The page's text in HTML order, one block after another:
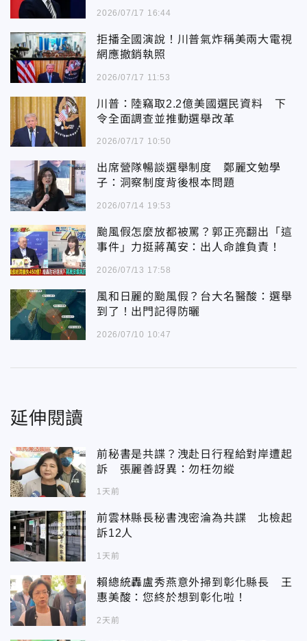
2026/07/17 16:44
拒播全國演說！川普氣炸稱美兩大電視
網應撤銷執照
2026/07/17 11:53
川普：陸竊取2.2億美國選民資料 下
令全面調查並推動選舉改革
2026/07/17 10:50
出席營隊暢談選舉制度 鄭麗文勉學
子：洞察制度背後根本問題
2026/07/14 19:53
颱風假怎麼放都被罵？郭正亮翻出「這
事件」力挺蔣萬安：出人命誰負責！
2026/07/13 17:58
風和日麗的颱風假？台大名醫酸：選舉
到了！出門記得防曬
2026/07/10 10:47
延伸閱讀
前秘書是共諜？洩赴日行程給對岸遭起
訴 張麗善訝異：勿枉勿縱
1天前
前雲林縣長秘書洩密淪為共諜 北檢起
訴12人
1天前
賴總統轟盧秀燕意外掃到彰化縣長 王
惠美酸：您終於想到彰化啦！
2天前